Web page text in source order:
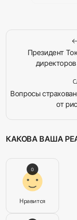
Президент
Вопросы
от
КАКОВА ВАША
Нравится
0